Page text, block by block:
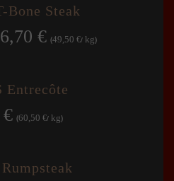
Bone Steak
€ (49,50 €/ kg)
Entrecôte
€ (60,50€/ kg)